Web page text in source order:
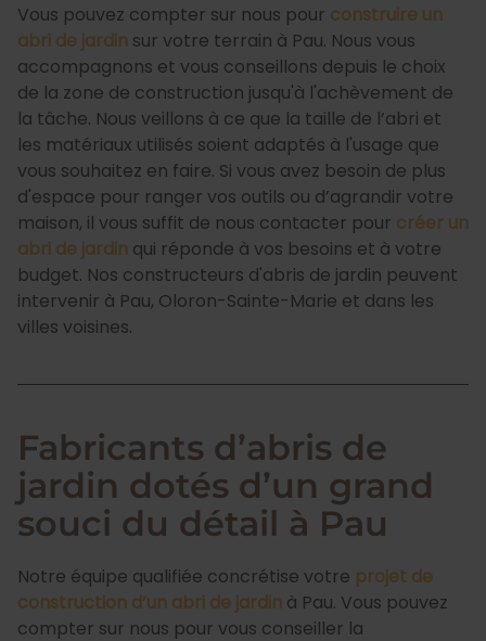
Vous pouvez compter sur nous pour construire un
abri de jardin sur votre terrain à Pau. Nous vous
accompagnons et vous conseillons depuis le choix
de la zone de construction jusqu'à l'achèvement de
la tâche. Nous veillons à ce que la taille de l’abri et
les matériaux utilisés soient adaptés à l'usage que
vous souhaitez en faire. Si vous avez besoin de plus
d'espace pour ranger vos outils ou d’agrandir votre
maison, il vous suffit de nous contacter pour créer un
abri de jardin qui réponde à vos besoins et à votre
budget. Nos constructeurs d'abris de jardin peuvent
intervenir à Pau, Oloron-Sainte-Marie et dans les
villes voisines.
Fabricants d’abris de
jardin dotés d’un grand
souci du détail à Pau
Notre équipe qualifiée concrétise votre projet de
construction d’un abri de jardin à Pau. Vous pouvez
compter sur nous pour vous conseiller la